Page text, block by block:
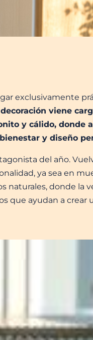
exclusivamente
decoración viene
y cálido, donde
y diseño
del año.
ya sea en
naturales, donde la
que ayudan a